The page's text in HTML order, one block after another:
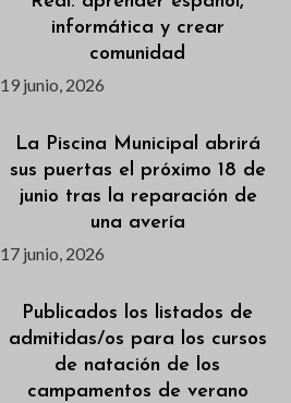
informática y crear
comunidad
19 junio, 2026
La Piscina Municipal abrirá
sus puertas el próximo 18 de
junio tras la reparación de
una avería
17 junio, 2026
Publicados los listados de
admitidas/os para los cursos
de natación de los
campamentos de verano